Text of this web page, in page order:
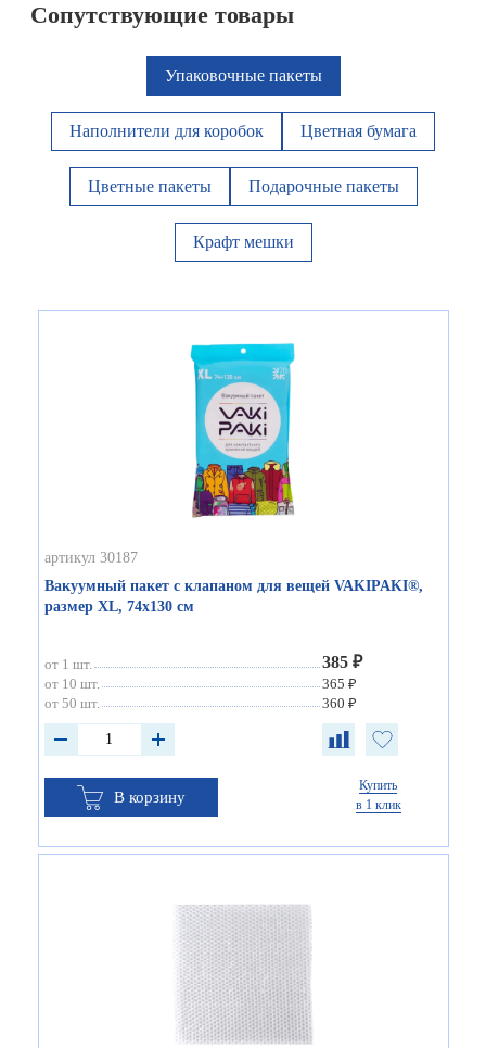
Сопутствующие товары
Упаковочные пакеты
Наполнители для коробок Цветная бумага
Цветные пакеты Подарочные пакеты
Крафт мешки
артикул 30187
Вакуумный пакет с клапаном для вещей VAKIPAKI®,
размер XL, 74х130 см
от 1 шт. 385 ₽
от 10 шт.
365 ₽
от 50 шт.
360 ₽
В корзину
Купить
в 1 клик